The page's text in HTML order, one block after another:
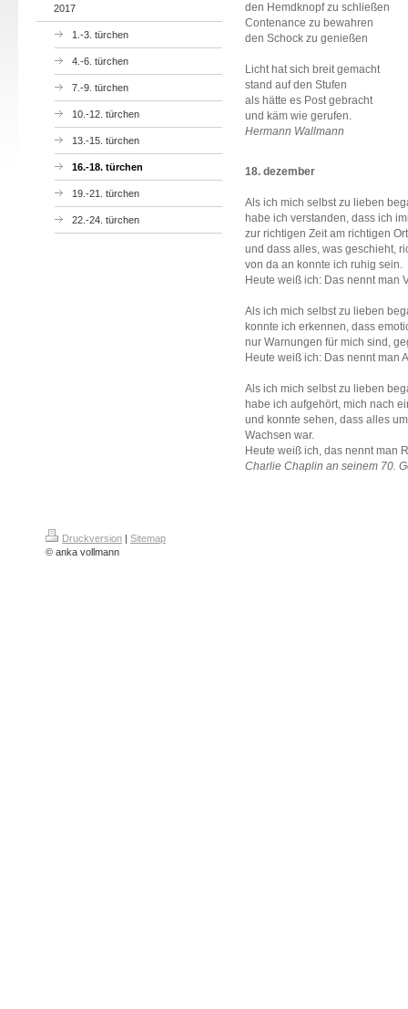
2017
1.-3. türchen
4.-6. türchen
7.-9. türchen
10.-12. türchen
13.-15. türchen
16.-18. türchen
19.-21. türchen
22.-24. türchen
den Hemdknopf zu schließen
Contenance zu bewahren
den Schock zu genießen
Licht hat sich breit gemacht
stand auf den Stufen
als hätte es Post gebracht
und käm wie gerufen.
Hermann Wallmann
18. dezember
Als ich mich selbst zu lieben
habe ich verstanden, dass ich
zur richtigen Zeit am richtigen
und dass alles, was geschieht,
von da an konnte ich ruhig sein.
Heute weiß ich: Das nennt man
Als ich mich selbst zu lieben
konnte ich erkennen, dass
nur Warnungen für mich sind,
Heute weiß ich: Das nennt man
Als ich mich selbst zu lieben
habe ich aufgehört, mich nach
und konnte sehen, dass alles
Wachsen war.
Heute weiß ich, das nennt man
Charlie Chaplin an seinem 70.
Druckversion | Sitemap
© anka vollmann